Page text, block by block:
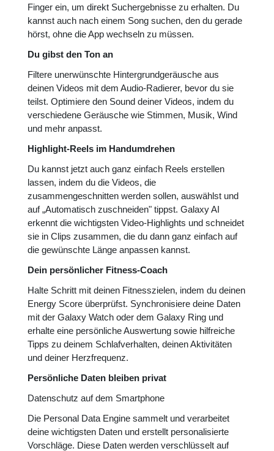
Finger ein, um direkt Suchergebnisse zu erhalten. Du
kannst auch nach einem Song suchen, den du gerade
hörst, ohne die App wechseln zu müssen.
Du gibst den Ton an
Filtere unerwünschte Hintergrundgeräusche aus
deinen Videos mit dem Audio-Radierer, bevor du sie
teilst. Optimiere den Sound deiner Videos, indem du
verschiedene Geräusche wie Stimmen, Musik, Wind
und mehr anpasst.
Highlight-Reels im Handumdrehen
Du kannst jetzt auch ganz einfach Reels erstellen
lassen, indem du die Videos, die
zusammengeschnitten werden sollen, auswählst und
auf „Automatisch zuschneiden" tippst. Galaxy AI
erkennt die wichtigsten Video-Highlights und schneidet
sie in Clips zusammen, die du dann ganz einfach auf
die gewünschte Länge anpassen kannst.
Dein persönlicher Fitness-Coach
Halte Schritt mit deinen Fitnesszielen, indem du deinen
Energy Score überprüfst. Synchronisiere deine Daten
mit der Galaxy Watch oder dem Galaxy Ring und
erhalte eine persönliche Auswertung sowie hilfreiche
Tipps zu deinem Schlafverhalten, deinen Aktivitäten
und deiner Herzfrequenz.
Persönliche Daten bleiben privat
Datenschutz auf dem Smartphone
Die Personal Data Engine sammelt und verarbeitet
deine wichtigsten Daten und erstellt personalisierte
Vorschläge. Diese Daten werden verschlüsselt auf